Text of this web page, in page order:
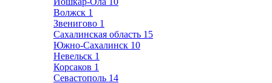
Волжск 1
Звенигово 1
Сахалинская область 15
Южно-Сахалинск 10
Невельск 1
Корсаков 1
Севастополь 14